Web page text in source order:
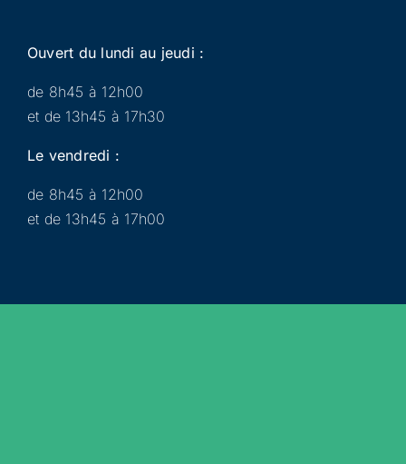
Ouvert du lundi au jeudi :
de 8h45 à 12h00
et de 13h45 à 17h30
Le vendredi :
de 8h45 à 12h00
et de 13h45 à 17h00